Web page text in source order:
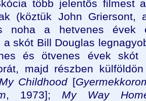
több jelentős filmest
(köztük John Griersont,
noha a hetvenes évek
a skót Bill Douglas
és ötvenes évek skót
majd részben
Childhood[
, 1973]; My Way